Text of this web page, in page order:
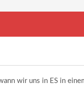
wir uns in ES in